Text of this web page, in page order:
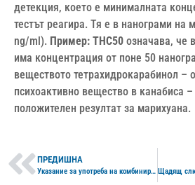
детекция, което е минималната
тестът реагира. Тя е в нанограми на
ng/ml). Пример: THC50 означава, че
има концентрация от поне 50
веществото тетрахидрокарабинол –
психоактивно вещество в канабиса
положителен резултат за марихуана.
ПРЕДИШНА
Указание за употреба на комбиниран уринен тест за наркотици – контейнер-чашка